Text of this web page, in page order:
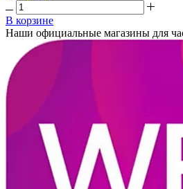
В корзине
Наши официальные магазины для